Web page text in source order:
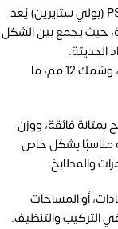
بديل الخشب الكوري المستورد المصنوع من خامة PS (بولي ستايرين) يُعد
حيث يجمع بين الشكل
الحديثة.
يأتي اللوح بمقاس 280 سم للطول، 12 سم للعرض، وسُمك 12 مم، ما
بمتانة فائقة، ووزن
مناسبًا بشكل خاص
والمطابخ.
أو المساحات
التركيب والتنظيف.